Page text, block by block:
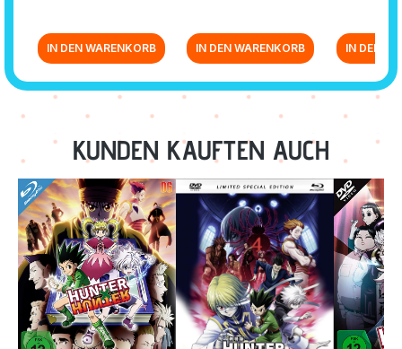
IN DEN WARENKORB IN DEN WARENKORB IN DEN
Zurück zur Vor-/Zurück-Navigation
KUNDEN KAUFTEN AUCH